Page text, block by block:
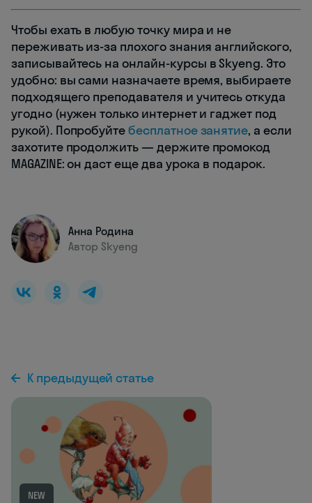
Чтобы ехать в любую точку мира и не
переживать из-за плохого знания английского,
записывайтесь на онлайн-курсы в Skyeng. Это
удобно: вы сами назначаете время, выбираете
подходящего преподавателя и учитесь откуда
угодно (нужен только интернет и гаджет под
рукой). Попробуйтебесплатное занятие, а если
захотите продолжить — держите промокод
MAGAZINE: он даст еще два урока в подарок.
Анна Родина
Автор Skyeng
К предыдущей статье
NEW